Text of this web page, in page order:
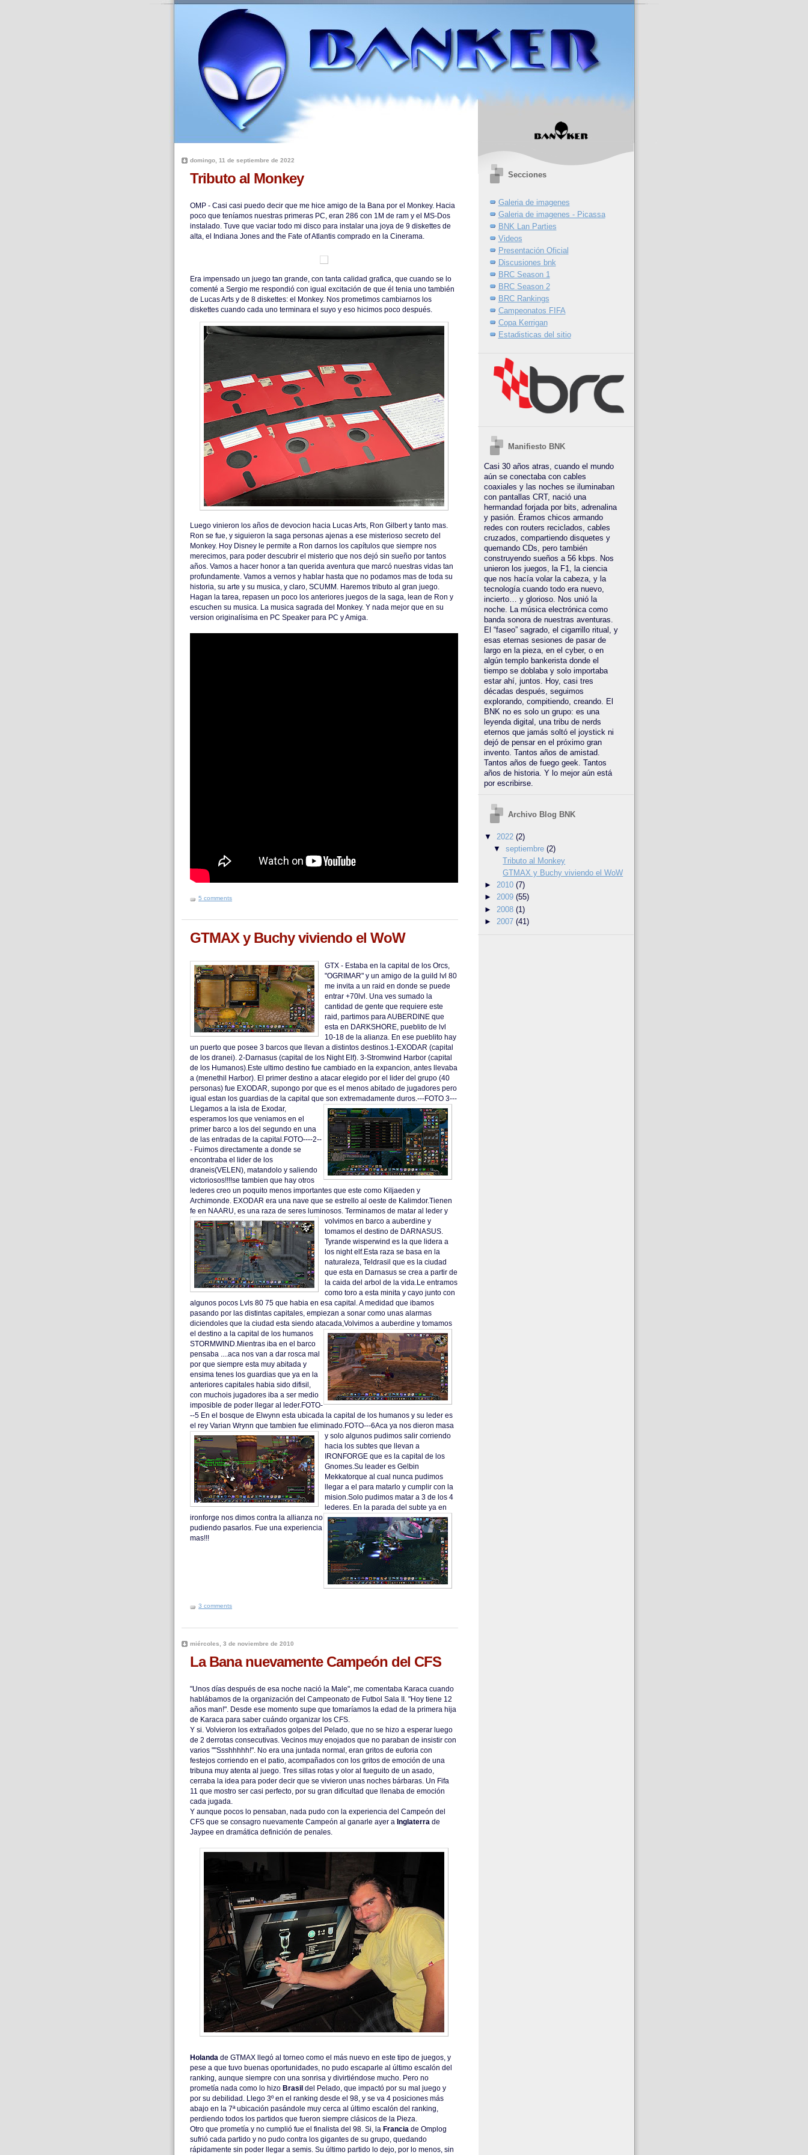
domingo, 11 de septiembre de 2022
Tributo al Monkey
OMP - Casi casi puedo decir que me hice amigo de la Bana por el Monkey. Hacia
poco que teníamos nuestras primeras PC, eran 286 con 1M de ram y el MS-Dos
instalado. Tuve que vaciar todo mi disco para instalar una joya de 9 diskettes de
alta, el Indiana Jones and the Fate of Atlantis comprado en la Cinerama.
Era impensado un juego tan grande, con tanta calidad grafica, que cuando se lo
comenté a Sergio me respondió con igual excitación de que él tenia uno también
de Lucas Arts y de 8 diskettes: el Monkey. Nos prometimos cambiarnos los
diskettes cuando cada uno terminara el suyo y eso hicimos poco después.
Luego vinieron los años de devocion hacia Lucas Arts, Ron Gilbert y tanto mas.
Ron se fue, y siguieron la saga personas ajenas a ese misterioso secreto del
Monkey. Hoy Disney le permite a Ron darnos los capítulos que siempre nos
merecimos, para poder descubrir el misterio que nos dejó sin sueño por tantos
años. Vamos a hacer honor a tan querida aventura que marcó nuestras vidas tan
profundamente. Vamos a vernos y hablar hasta que no podamos mas de toda su
historia, su arte y su musica, y claro, SCUMM. Haremos tributo al gran juego.
Hagan la tarea, repasen un poco los anteriores juegos de la saga, lean de Ron y
escuchen su musica. La musica sagrada del Monkey. Y nada mejor que en su
version originalísima en PC Speaker para PC y Amiga.
5 comments
GTMAX y Buchy viviendo el WoW
GTX - Estaba en la capital de los Orcs,
"OGRIMAR" y un amigo de la guild lvl 80
me invita a un raid en donde se puede
entrar +70lvl. Una ves sumado la
cantidad de gente que requiere este
raid, partimos para AUBERDINE que
esta en DARKSHORE, pueblito de lvl
10-18 de la alianza. En ese pueblito hay
un puerto que posee 3 barcos que llevan a distintos destinos.1-EXODAR (capital
de los dranei). 2-Darnasus (capital de los Night Elf). 3-Stromwind Harbor (capital
de los Humanos).Este ultimo destino fue cambiado en la expancion, antes llevaba
a (menethil Harbor). El primer destino a atacar elegido por el lider del grupo (40
personas) fue EXODAR, supongo por que es el menos abitado de jugadores pero
igual estan los guardias de la capital que son extremadamente duros.---FOTO 3---
Llegamos a la isla de Exodar,
esperamos los que veniamos en el
primer barco a los del segundo en una
de las entradas de la capital.FOTO----2--
- Fuimos directamente a donde se
encontraba el lider de los
draneis(VELEN), matandolo y saliendo
victoriosos!!!!se tambien que hay otros
lederes creo un poquito menos importantes que este como Kiljaeden y
Archimonde. EXODAR era una nave que se estrello al oeste de Kalimdor.Tienen
fe en NAARU, es una raza de seres luminosos.Terminamos de matar al leder y
volvimos en barco a auberdine y
tomamos el destino de DARNASUS.
Tyrande wisperwind es la que lidera a
los night elf.Esta raza se basa en la
naturaleza, Teldrasil que es la ciudad
que esta en Darnasus se crea a partir de
la caida del arbol de la vida.Le entramos
como toro a esta minita y cayo junto con
algunos pocos Lvls 80 75 que habia en esa capital. A medidad que ibamos
pasando por las distintas capitales, empiezan a sonar como unas alarmas
diciendoles que la ciudad esta siendo atacada,Volvimos a auberdine y tomamos
el destino a la capital de los humanos
STORMWIND.Mientras iba en el barco
pensaba ....aca nos van a dar rosca mal
por que siempre esta muy abitada y
ensima tenes los guardias que ya en la
anteriores capitales habia sido difisil,
con muchois jugadores iba a ser medio
imposible de poder llegar al leder.FOTO-
--5 En el bosque de Elwynn esta ubicada la capital de los humanos y su leder es
el rey Varian Wrynn que tambien fue eliminado.FOTO---6Aca ya nos dieron masa
y solo algunos pudimos salir corriendo
hacia los subtes que llevan a
IRONFORGE que es la capital de los
Gnomes.Su leader es Gelbin
Mekkatorque al cual nunca pudimos
llegar a el para matarlo y cumplir con la
mision.Solo pudimos matar a 3 de los 4
lederes.
En la parada del subte ya en
ironforge nos dimos contra la allianza no
pudiendo pasarlos. Fue una experiencia
mas!!!
3 comments
miércoles, 3 de noviembre de 2010
La Bana nuevamente Campeón del CFS
"Unos días después de esa noche nació la Male", me comentaba Karaca cuando
hablábamos de la organización del Campeonato de Futbol Sala II. "Hoy tiene 12
años man!". Desde ese momento supe que tomaríamos la edad de la primera hija
de Karaca para saber cuándo organizar los CFS.
Y si. Volvieron los extrañados golpes del Pelado, que no se hizo a esperar luego
de 2 derrotas consecutivas. Vecinos muy enojados que no paraban de insistir con
varios ""Ssshhhhh!". No era una juntada normal, eran gritos de euforia con
festejos corriendo en el patio, acompañados con los gritos de emoción de una
tribuna muy atenta al juego. Tres sillas rotas y olor al fueguito de un asado,
cerraba la idea para poder decir que se vivieron unas noches bárbaras. Un Fifa
11 que mostro ser casi perfecto, por su gran dificultad que llenaba de emoción
cada jugada.
Y aunque pocos lo pensaban, nada pudo con la experiencia del Campeón del
CFS que se consagro nuevamente Campeón al ganarle ayer a Inglaterrade
Jaypee en dramática definición de penales.
Holandade GTMAX llegó al torneo como el más nuevo en este tipo de juegos, y
pese a que tuvo buenas oportunidades, no pudo escaparle al último escalón del
ranking, aunque siempre con una sonrisa y divirtiéndose mucho. Pero no
prometía nada como lo hizo Brasildel Pelado, que impactó por su mal juego y
por su debilidad. Llego 3º en el ranking desde el 98, y se va 4 posiciones más
abajo en la 7ª ubicación pasándole muy cerca al último escalón del ranking,
perdiendo todos los partidos que fueron siempre clásicos de la Pieza.
Otro que prometía y no cumplió fue el finalista del 98. Si, la Franciade Omplog
sufrió cada partido y no pudo contra los gigantes de su grupo, quedando
rápidamente sin poder llegar a semis. Su último partido lo dejo, por lo menos, sin
Secciones
Galeria de imagenes
Galeria de imagenes - Picassa
BNK Lan Parties
Videos
Presentación Oficial
Discusiones bnk
BRC Season 1
BRC Season 2
BRC Rankings
Campeonatos FIFA
Copa Kerrigan
Estadisticas del sitio
Manifiesto BNK
Casi 30 años atras, cuando el mundo
aún se conectaba con cables
coaxiales y las noches se iluminaban
con pantallas CRT, nació una
hermandad forjada por bits, adrenalina
y pasión. Éramos chicos armando
redes con routers reciclados, cables
cruzados, compartiendo disquetes y
quemando CDs, pero también
construyendo sueños a 56 kbps. Nos
unieron los juegos, la F1, la ciencia
que nos hacía volar la cabeza, y la
tecnología cuando todo era nuevo,
incierto… y glorioso. Nos unió la
noche. La música electrónica como
banda sonora de nuestras aventuras.
El “faseo” sagrado, el cigarrillo ritual, y
esas eternas sesiones de pasar de
largo en la pieza, en el cyber, o en
algún templo bankerista donde el
tiempo se doblaba y solo importaba
estar ahí, juntos. Hoy, casi tres
décadas después, seguimos
explorando, compitiendo, creando. El
BNK no es solo un grupo: es una
leyenda digital, una tribu de nerds
eternos que jamás soltó el joystick ni
dejó de pensar en el próximo gran
invento. Tantos años de amistad.
Tantos años de fuego geek. Tantos
años de historia. Y lo mejor aún está
por escribirse.
Archivo Blog BNK
▼ 2022 (2)
▼ septiembre (2)
Tributo al Monkey
GTMAX y Buchy viviendo el WoW
► 2010 (7)
► 2009 (55)
► 2008 (1)
► 2007 (41)